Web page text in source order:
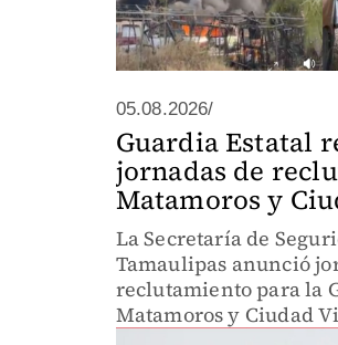
05.08.2026/
Guardia Estatal
jornadas de
Matamoros y
La Secretaría de
Tamaulipas anunció
reclutamiento para la
Matamoros y Ciudad